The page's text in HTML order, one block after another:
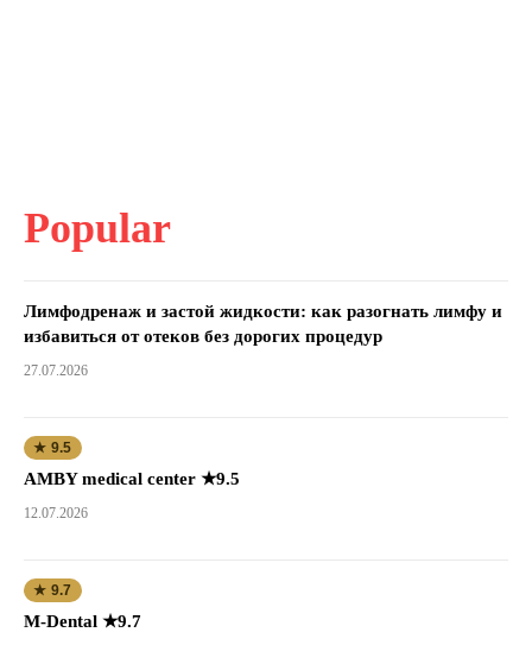
Popular
Лимфодренаж и застой жидкости: как разогнать лимфу и
избавиться от отеков без дорогих процедур
27.07.2026
★ 9.5
AMBY medical center ★9.5
12.07.2026
★ 9.7
M-Dental ★9.7